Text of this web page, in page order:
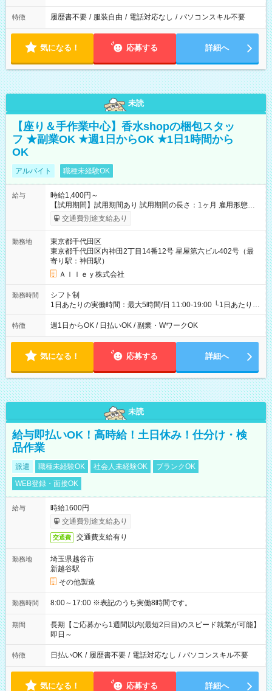
特徴 履歴書不要 / 服装自由 / 電話対応なし / パソコンスキル不要
気になる！ 応募する 詳細へ
未読
【座り＆手作業中心】香水shopの梱包スタッ
フ ★副業OK ★週1日からOK ★1日1時間から
OK
アルバイト 職種未経験OK
給与
時給1,400円～
【試用期間】試用期間あり 試用期間の長さ：1ヶ月 雇用形態、
給与は本採用時と同じです。
交通費別途支給あり
勤務地
東京都千代田区
東京都千代田区内神田2丁目14番12号 星屋第六ビル402号（最
寄り駅：神田駅）
Ａｌｌｅｙ株式会社
勤務時間
シフト制
1日あたりの実働時間：最大5時間/日 11:00-19:00 └1日あたりの
実働時間：1-5時間 └上記の時間帯内であれば、いつでも勤務可
能！ └平日・土曜日の中で、お好きな曜日でご勤務いただけま
18:00 などのように、自由な働き方が可能なお仕事です！
特徴 週1日からOK / 日払いOK / 副業・WワークOK
気になる！ 応募する 詳細へ
未読
給与即払いOK！高時給！土日休み！仕分け・検
品作業
派遣 職種未経験OK 社会人未経験OK
ブランクOK
WEB登録・面接OK
給与
時給1600円
交通費別途支給あり
交通費 交通費支給有り
勤務地
埼玉県越谷市
新越谷駅
その他製造
勤務時間 8:00～17:00 ※表記のうち実働8時間です。
期間
長期【ご応募から1週間以内(最短2日目)のスピード就業が可能】
即日～
特徴 日払いOK / 履歴書不要 / 電話対応なし / パソコンスキル不要
気になる！ 応募する 詳細へ